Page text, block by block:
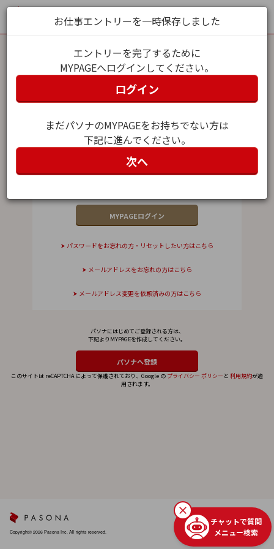
MYPAGEログイン
パスワード
パスワードをお忘れの方・リセットしたい方はこちら
メールアドレスをお忘れの方はこちら
メールアドレス変更を依頼済みの方はこちら
パソナにはじめてご登録される方は、
下記よりMYPAGEを作成してください。
このサイトは reCAPTCHA によって保護されており、Google の プライバシー ポリシー と 利用規約が適
用されます。
お仕事エントリーを一時保存しました
エントリーを完了するために
MYPAGEへログインしてください。
ログイン
まだパソナのMYPAGEをお持ちでない方は
下記に進んでください。
次へ
Copyright© 2026 Pasona Inc. All rights reserved.
チャットで質問
メニュー検索